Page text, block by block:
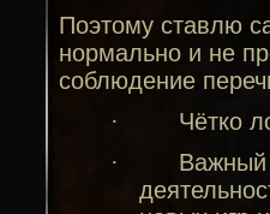
Поэтому ставлю
нормально и не
соблюдение
·
Чётко
·
Важный